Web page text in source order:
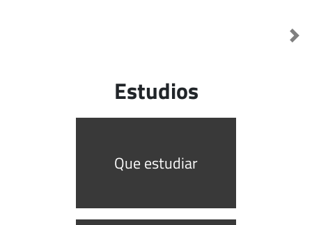
Estudios
Que estudiar